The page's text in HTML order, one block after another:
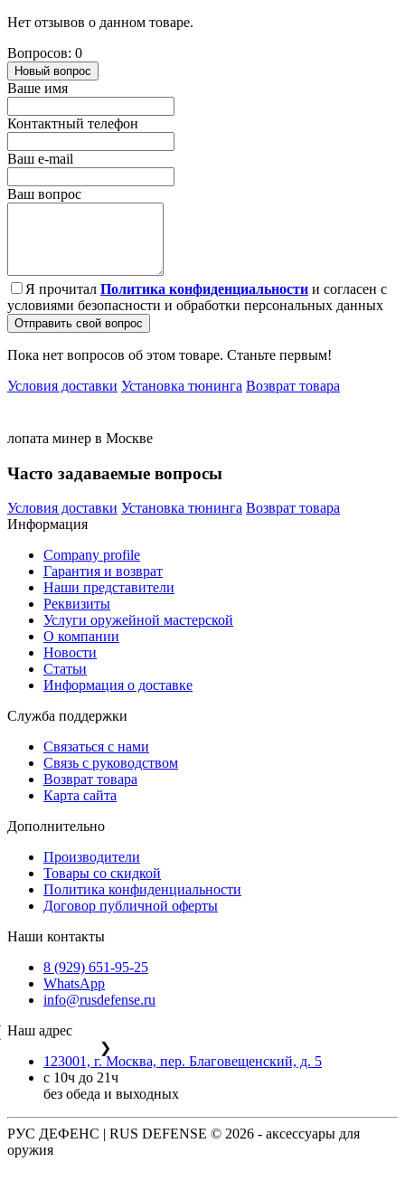
Нет отзывов о данном товаре.
Вопросов: 0
Новый вопрос
Ваше имя
Контактный телефон
Ваш e-mail
Ваш вопрос
Я прочитал Политика конфиденциальности и согласен с
условиями безопасности и обработки персональных данных
Отправить свой вопрос
Пока нет вопросов об этом товаре. Станьте первым!
Условия доставки Установка тюнинга Возврат товара
лопата минер в Москве
Часто задаваемые вопросы
Условия доставки Установка тюнинга Возврат товара
Информация
Company profile
Гарантия и возврат
Наши представители
Реквизиты
Услуги оружейной мастерской
О компании
Новости
Статьи
Информация о доставке
Служба поддержки
Связаться с нами
Связь с руководством
Возврат товара
Карта сайта
Дополнительно
Производители
Товары со скидкой
Политика конфиденциальности
Договор публичной оферты
Наши контакты
8 (929) 651-95-25
WhatsApp
info@rusdefense.ru
Наш адрес
❯
123001, г. Москва, пер. Благовещенский, д. 5
с 10ч до 21ч
без обеда и выходных
РУС ДЕФЕНС | RUS DEFENSE © 2026 - аксессуары для
оружия